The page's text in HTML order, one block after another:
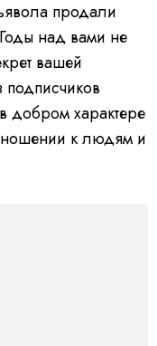
продали
над вами не
вашей
добром характере
к людям и